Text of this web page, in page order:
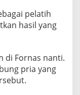
pelatih
hasil yang
di Fornas nanti.
pria yang